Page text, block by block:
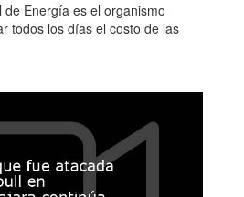
de Energía es el organismo
todos los días el costo de las